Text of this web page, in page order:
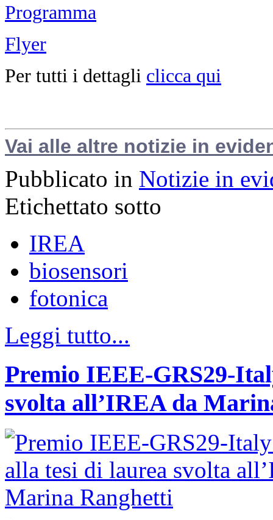
Programma
Flyer
Per tutti i dettagli clicca qui
Vai alle altre notizie in
Pubblicato in Notizie in
Etichettato sotto
IREA
biosensori
fotonica
Leggi tutto...
Premio IEEE-GRS29-
svolta all’IREA da